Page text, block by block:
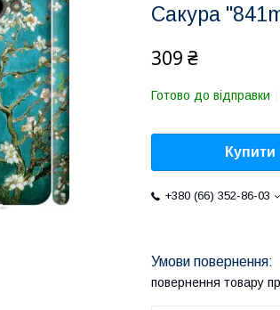
Сакура
309 ₴
Готово до відправки
Купити
+380 (66) 352-86-03
повернення товару